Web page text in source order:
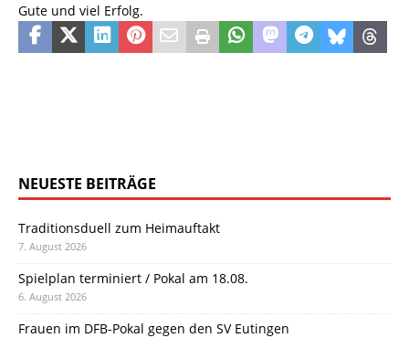
Gute und viel Erfolg.
NEUESTE BEITRÄGE
Traditionsduell zum Heimauftakt
7. August 2026
Spielplan terminiert / Pokal am 18.08.
6. August 2026
Frauen im DFB-Pokal gegen den SV Eutingen